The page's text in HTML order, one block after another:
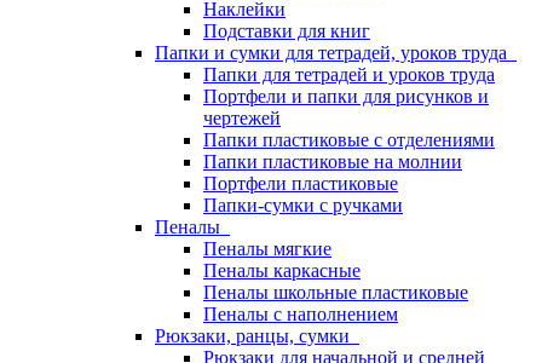
Наклейки
Подставки для книг
Папки и сумки для тетрадей, уроков труда
Папки для тетрадей и уроков труда
Портфели и папки для рисунков и
чертежей
Папки пластиковые с отделениями
Папки пластиковые на молнии
Портфели пластиковые
Папки-сумки с ручками
Пеналы
Пеналы мягкие
Пеналы каркасные
Пеналы школьные пластиковые
Пеналы с наполнением
Рюкзаки, ранцы, сумки
Рюкзаки для начальной и средней